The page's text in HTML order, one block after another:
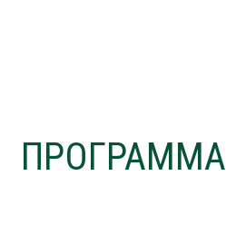
ΠΡΟΓΡΑΜΜΑ